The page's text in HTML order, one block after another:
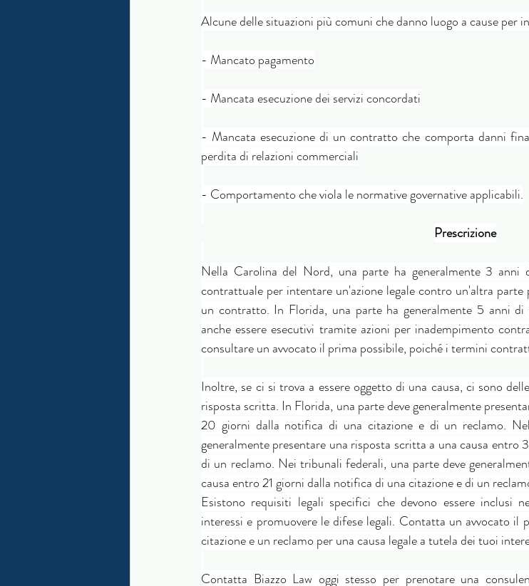
Alcune delle situazioni più comuni che danno luogo a cause
- Mancato pagamento
- Mancata esecuzione dei servizi concordati
- Mancata esecuzione di un contratto che comporta danni
perdita di relazioni commerciali
- Comportamento che viola le normative governative applicabili.
Prescrizione
Nella Carolina del Nord, una parte ha generalmente 3 anni
contrattuale per intentare un'azione legale contro un'altra parte
un contratto. In Florida, una parte ha generalmente 5 anni
anche essere esecutivi tramite azioni per inadempimento
consultare un avvocato il prima possibile, poiché i termini
Inoltre, se ci si trova a essere oggetto di una causa, ci sono
risposta scritta. In Florida, una parte deve generalmente
20 giorni dalla notifica di una citazione e di un reclamo.
generalmente presentare una risposta scritta a una causa
di un reclamo. Nei tribunali federali, una parte deve
causa entro 21 giorni dalla notifica di una citazione e di un
Esistono requisiti legali specifici che devono essere inclusi
interessi e promuovere le difese legali. Contatta un avvocato il
citazione e un reclamo per una causa legale a tutela dei tuoi
Contatta Biazzo Law oggi stesso per prenotare una